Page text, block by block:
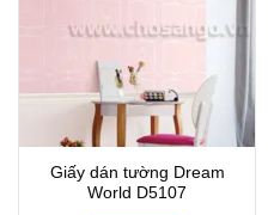
Giấy dán tường Dream
World D5107